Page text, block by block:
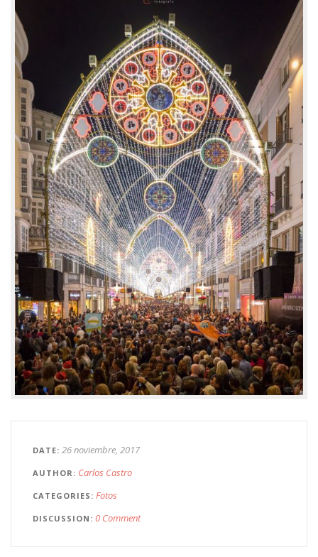
DATE 26 noviembre, 2017
AUTHOR Carlos Castro
CATEGORIES Fotos
DISCUSSION 0 Comment